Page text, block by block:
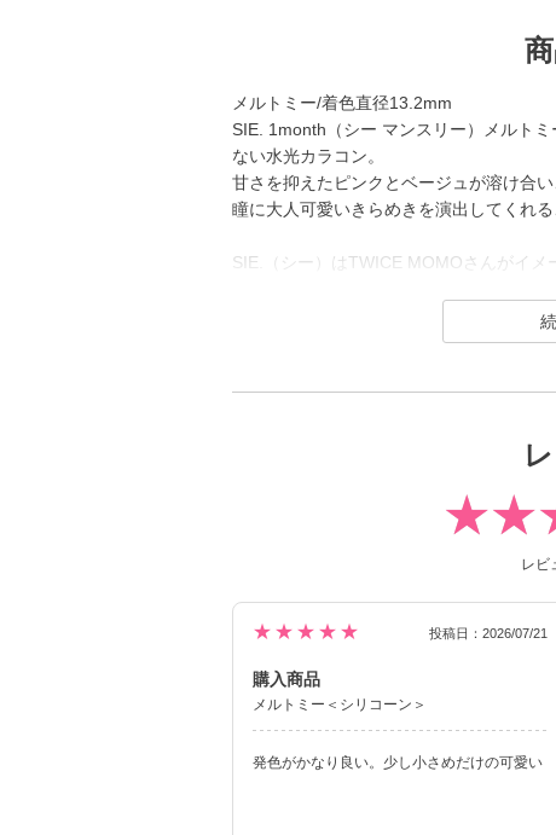
メルトミー/着色直径13.2mm
SIE. 1month（シー マンスリー）メルト
ない水光カラコン。
甘さを抑えたピンクとベージュが溶け合
瞳に大人可愛いきらめきを演出してくれる
SIE.（シー）はTWICE MOMOさんがイメ
2026年7月に、より瞳にやさしいシリコ
(MOON SODAはリニューアル前（高含水
カラーコンタクトレンズは「回らない水
裸眼に近い快適さでトレンド感のある目
※ 軸固定技術を利用することでレンズの
レビ
★★★★★ 投稿日：2026/07/21
購入商品
メルトミー＜シリコーン＞
発色がかなり良い。少し小さめだけの可愛い